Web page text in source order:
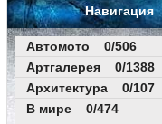
Навигация
Автомото 0/506
Артгалерея 0/1388
Архитектура 0/107
В мире 0/474